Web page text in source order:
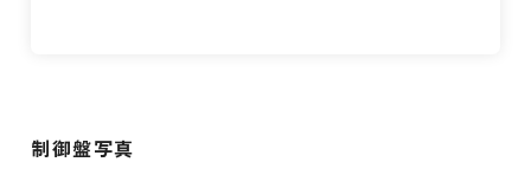
制御盤写真